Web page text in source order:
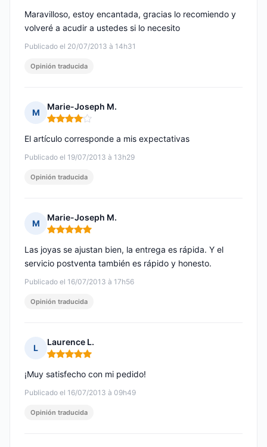
Publicado el 20/07/2013 à 14h31
Maravilloso, estoy encantada, gracias lo recomiendo y
volveré a acudir a ustedes si lo necesito
Opinión traducida
M
Marie-Joseph M.
Nota: 4 de 5
Publicado el 19/07/2013 à 13h29
El artículo corresponde a mis expectativas
Opinión traducida
M
Marie-Joseph M.
Nota: 5 de 5
Publicado el 16/07/2013 à 17h56
Las joyas se ajustan bien, la entrega es rápida. Y el
servicio postventa también es rápido y honesto.
Opinión traducida
L
Laurence L.
Nota: 5 de 5
Publicado el 16/07/2013 à 09h49
¡Muy satisfecho con mi pedido!
Opinión traducida